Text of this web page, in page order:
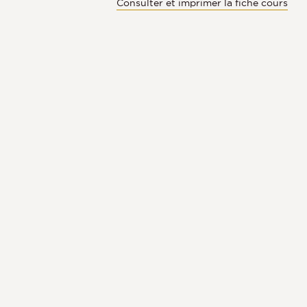
Consulter et imprimer la fiche cours